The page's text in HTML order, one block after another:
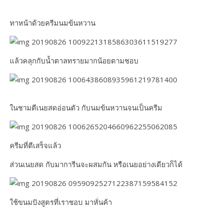
ทาหน้าด้วยครีมนมข้นหวาน
แล้วคลุกกับน้ำตาลทรายมากน้อยตามชอบ
ในชามตีเนยสดอ่อนตัว กับนมข้นหวานจนเป็นครีม
ครีมที่ตีเสร็จแล้ว
ส่วนเนยสด กับมาการีนจะผสมกัน หรือเนยอย่างเดียวก็ได้
ใช้ขนมปังสูตรที่เราชอบ มาหั่นค้า